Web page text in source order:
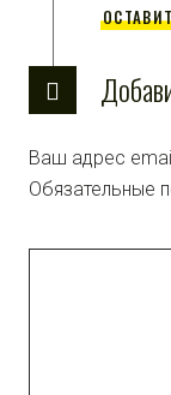
Ваш адрес
Обязательные